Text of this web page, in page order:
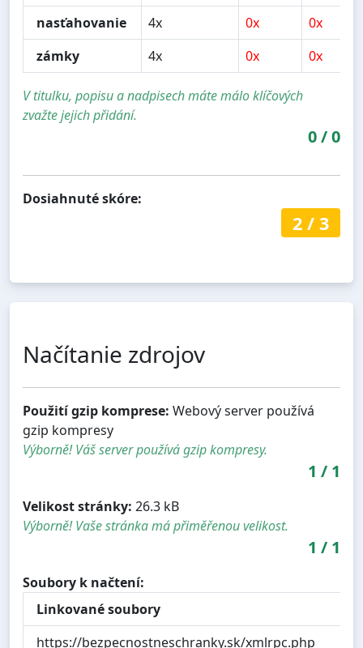
nasťahovanie
4x 0x
0x
zámky
4x 0x 0x
V titulku, popisu a nadpisech máte málo klíčových
zvažte jejich přidání.
0/0
Dosiahnuté skóre:
2/ 3
Načítanie zdrojov
Použití gzip komprese: Webový server používá
gzip kompresy
Výborně! Váš server používá gzip kompresy.
1 / 1
Velikost stránky: 26.3 kB
Výborně! Vaše stránka má přiměřenou velikost.
1 / 1
Soubory k načtení:
Linkované soubory
https://bezpecnostneschranky.sk/xmlrpc.php